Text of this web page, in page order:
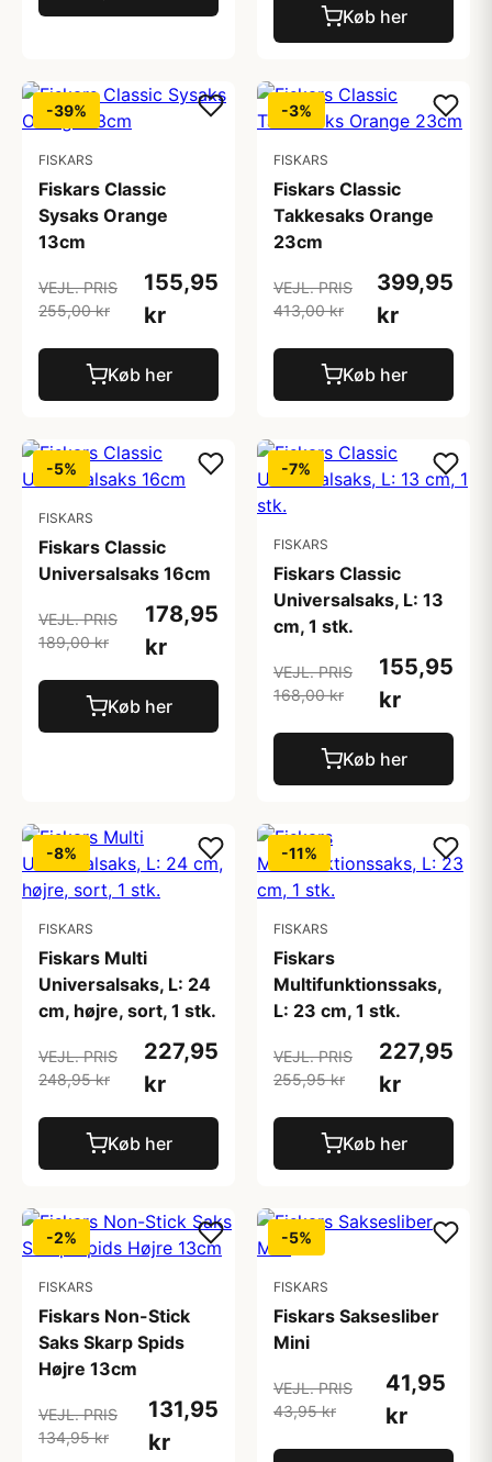
Køb her
-39%
FISKARS
Fiskars Classic
Sysaks Orange
13cm
VEJL. PRIS
255,00 kr
155,95
kr
Køb her
-3%
FISKARS
Fiskars Classic
Takkesaks Orange
23cm
VEJL. PRIS
413,00 kr
399,95
kr
Køb her
-5%
FISKARS
Fiskars Classic
Universalsaks 16cm
VEJL. PRIS
189,00 kr
178,95
kr
Køb her
-7%
FISKARS
Fiskars Classic
Universalsaks, L: 13
cm, 1 stk.
VEJL. PRIS
168,00 kr
155,95
kr
Køb her
-8%
FISKARS
Fiskars Multi
Universalsaks, L: 24
cm, højre, sort, 1 stk.
VEJL. PRIS
248,95 kr
227,95
kr
Køb her
-11%
FISKARS
Fiskars
Multifunktionssaks,
L: 23 cm, 1 stk.
VEJL. PRIS
255,95 kr
227,95
kr
Køb her
-2%
FISKARS
Fiskars Non-Stick
Saks Skarp Spids
Højre 13cm
VEJL. PRIS
134,95 kr
131,95
kr
-5%
FISKARS
Fiskars Saksesliber
Mini
VEJL. PRIS
43,95 kr
41,95
kr